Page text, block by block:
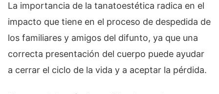
La importancia de la tanatoestética radica en el
impacto que tiene en el proceso de despedida de
los familiares y amigos del difunto, ya que una
correcta presentación del cuerpo puede ayudar
a cerrar el ciclo de la vida y a aceptar la pérdida.